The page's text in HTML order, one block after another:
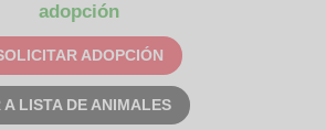
adopción
ADOPCIÓN
A LISTA DE ANIMALES